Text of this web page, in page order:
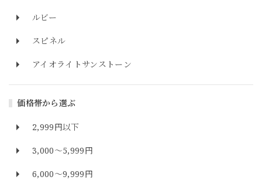
ルビー
スピネル
アイオライトサンストーン
価格帯から選ぶ
2,999円以下
3,000～5,999円
6,000～9,999円